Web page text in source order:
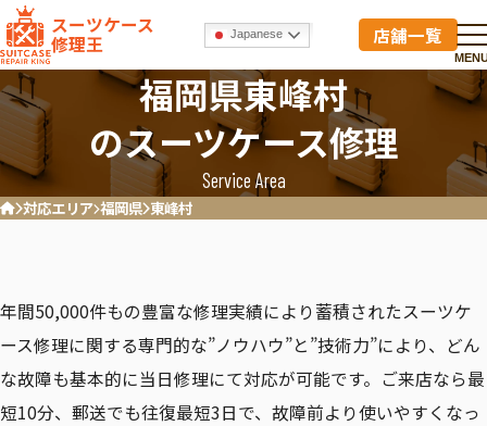
スーツケース
修理王 Japanese 店舗一覧
福岡県東峰村
のスーツケース修理
Service Area
ホーム対応エリア 福岡県 東峰村
年間50,000件もの豊富な修理実績により蓄積されたスーツケ
ース修理に関する専門的な”ノウハウ”と”技術力”により、どん
な故障も基本的に当日修理にて対応が可能です。ご来店なら最
短10分、郵送でも往復最短3日で、故障前より使いやすくなっ